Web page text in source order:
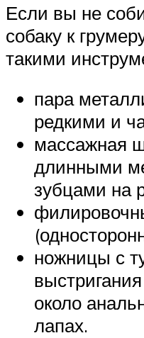
Если вы не
собаку к
такими
пара
редкими и
массажная
длинными
зубцами на
ножницы с
около
лапах.